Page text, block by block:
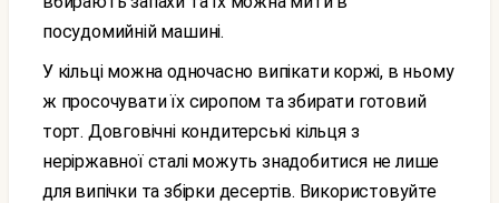
посудомийній машині.
У кільці можна одночасно випікати коржі, в ньому
ж просочувати їх сиропом та збирати готовий
торт. Довговічні кондитерські кільця з
неріржавної сталі можуть знадобитися не лише
для випічки та збірки десертів. Використовуйте